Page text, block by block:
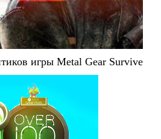
игры Metal Gear Survive